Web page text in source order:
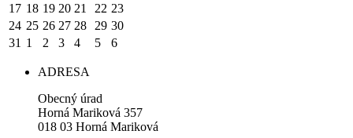
17 18 19 20 21 22 23
24 25 26 27 28 29 30
31 1 2 3 4 5 6
ADRESA
Obecný úrad
Horná Mariková 357
018 03 Horná Mariková